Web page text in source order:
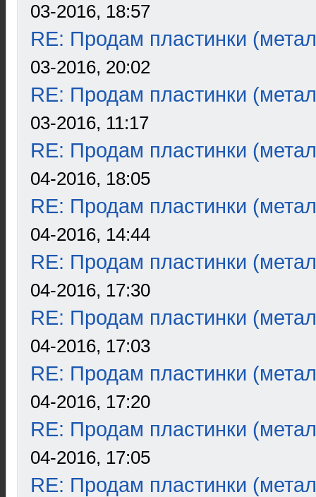
03-2016, 18:57
RE: Продам пластинки
03-2016, 20:02
RE: Продам пластинки
03-2016, 11:17
RE: Продам пластинки
04-2016, 18:05
RE: Продам пластинки
04-2016, 14:44
RE: Продам пластинки
04-2016, 17:30
RE: Продам пластинки
04-2016, 17:03
RE: Продам пластинки
04-2016, 17:20
RE: Продам пластинки
04-2016, 17:05
RE: Продам пластинки